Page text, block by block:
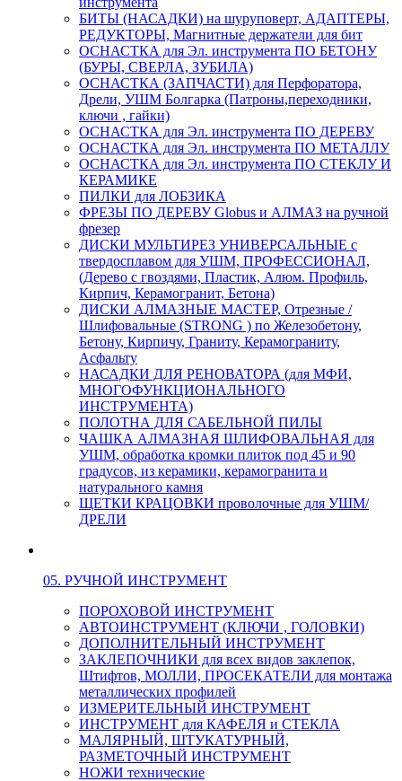
БИТЫ (НАСАДКИ) на шуруповерт, АДАПТЕРЫ,
РЕДУКТОРЫ, Магнитные держатели для бит
ОСНАСТКА для Эл. инструмента ПО БЕТОНУ
(БУРЫ, СВЕРЛА, ЗУБИЛА)
ОСНАСТКА (ЗАПЧАСТИ) для Перфоратора,
Дрели, УШМ Болгарка (Патроны,переходники,
ключи , гайки)
ОСНАСТКА для Эл. инструмента ПО ДЕРЕВУ
ОСНАСТКА для Эл. инструмента ПО МЕТАЛЛУ
ОСНАСТКА для Эл. инструмента ПО СТЕКЛУ И
КЕРАМИКЕ
ПИЛКИ для ЛОБЗИКА
ФРЕЗЫ ПО ДЕРЕВУ Globus и АЛМАЗ на ручной
фрезер
ДИСКИ МУЛЬТИРЕЗ УНИВЕРСАЛЬНЫЕ с
твердосплавом для УШМ, ПРОФЕССИОНАЛ,
(Дерево с гвоздями, Пластик, Алюм. Профиль,
Кирпич, Керамогранит, Бетона)
ДИСКИ АЛМАЗНЫЕ МАСТЕР, Отрезные /
Шлифовальные (STRONG ) по Железобетону,
Бетону, Кирпичу, Граниту, Керамограниту,
Асфальту
НАСАДКИ ДЛЯ РЕНОВАТОРА (для МФИ,
МНОГОФУНКЦИОНАЛЬНОГО
ИНСТРУМЕНТА)
ПОЛОТНА ДЛЯ САБЕЛЬНОЙ ПИЛЫ
ЧАШКА АЛМАЗНАЯ ШЛИФОВАЛЬНАЯ для
УШМ, обработка кромки плиток под 45 и 90
градусов, из керамики, керамогранита и
натурального камня
ЩЕТКИ КРАЦОВКИ проволочные для УШМ/
ДРЕЛИ
05. РУЧНОЙ ИНСТРУМЕНТ
ПОРОХОВОЙ ИНСТРУМЕНТ
АВТОИНСТРУМЕНТ (КЛЮЧИ , ГОЛОВКИ)
ДОПОЛНИТЕЛЬНЫЙ ИНСТРУМЕНТ
ЗАКЛЕПОЧНИКИ для всех видов заклепок,
Штифтов, МОЛЛИ, ПРОСЕКАТЕЛИ для монтажа
металлических профилей
ИЗМЕРИТЕЛЬНЫЙ ИНСТРУМЕНТ
ИНСТРУМЕНТ для КАФЕЛЯ и СТЕКЛА
МАЛЯРНЫЙ, ШТУКАТУРНЫЙ,
РАЗМЕТОЧНЫЙ ИНСТРУМЕНТ
НОЖИ технические